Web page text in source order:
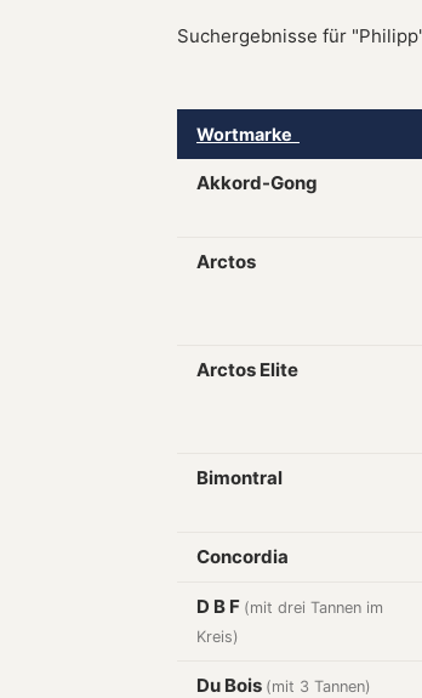
Suchergebnisse für
Wortmarke
Akkord-Gong
Arctos
Arctos Elite
Bimontral
Concordia
D B F (mit drei Tannen im
Kreis)
Du Bois (mit 3 Tannen)